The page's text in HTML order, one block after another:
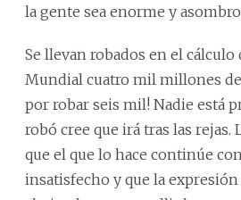
la gente sea enorme y
Se llevan robados en el cálculo
Mundial cuatro mil millones de
por robar seis mil! Nadie está
robó cree que irá tras las rejas.
que el que lo hace continúe
insatisfecho y que la expresión